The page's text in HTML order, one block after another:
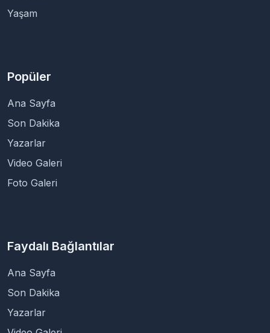
Yaşam
Popüler
Ana Sayfa
Son Dakika
Yazarlar
Video Galeri
Foto Galeri
Faydalı Bağlantılar
Ana Sayfa
Son Dakika
Yazarlar